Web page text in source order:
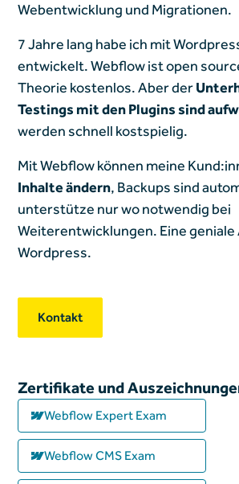
Webentwicklung und Migrationen.
7 Jahre lang habe ich mit
entwickelt. Webflow ist open
Theorie kostenlos. Aber der
Testings mit den Plugins sind
werden schnell kostspielig.
Mit Webflow können meine
Inhalte ändern, Backups sind
unterstütze nur wo notwendig bei
Weiterentwicklungen. Eine
Wordpress.
Kontakt
Zertifikate und
Webflow Expert Exam
Webflow CMS Exam